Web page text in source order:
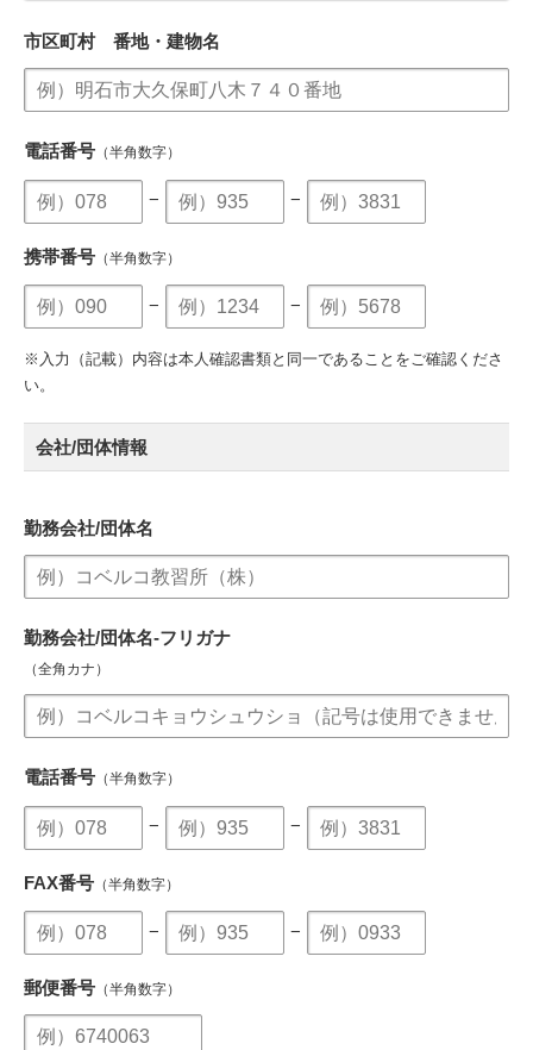
市区町村 番地・建物名
電話番号 （半角数字）
− −
携帯番号 （半角数字）
− −
※入力（記載）内容は本人確認書類と同一であることをご確認くださ
い。
会社/団体情報
勤務会社/団体名
勤務会社/団体名-フリガナ
（全角カナ）
電話番号 （半角数字）
− −
FAX番号 （半角数字）
− −
郵便番号 （半角数字）